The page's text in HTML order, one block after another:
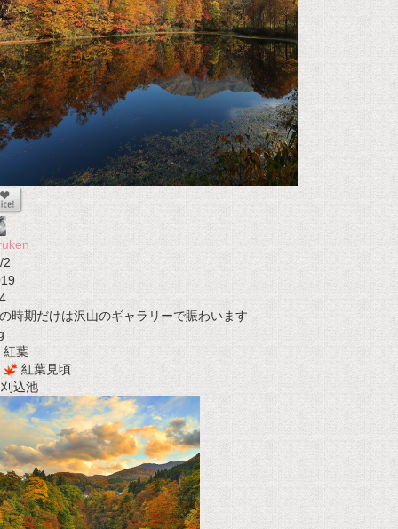
2
4
時期だけは沢山のギャラリーで賑わいます
紅葉
紅葉見頃
込池